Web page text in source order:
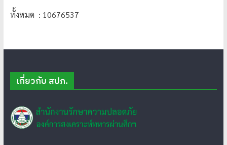
ทั้งหมด : 10676537
เกี่ยวกับ สปภ.